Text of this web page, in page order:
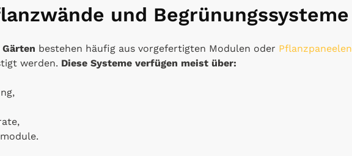
und Begrünungssysteme
bestehen häufig aus vorgefertigten Modulen oder Pflanzpaneelen
werden. Diese Systeme verfügen meist über: